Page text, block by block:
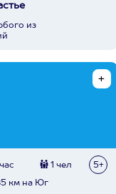
из
1 чел 5+
км на Юг